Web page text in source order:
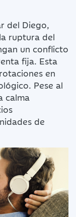
del Diego,
ruptura del
un conflicto
fija. Esta
en
Pese al
calma
de